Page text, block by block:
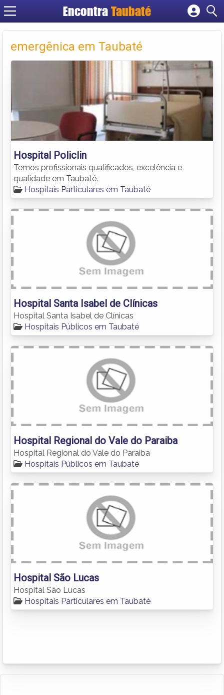
EncontraTaubaté
Cadastrar empresa
Criar conta
emergênica em Taubaté
Hospital Policlin
Temos profissionais qualificados, excelência e
qualidade em Taubaté.
Hospitais Particulares em Taubaté
Hospital Santa Isabel de Clínicas
Hospital Santa Isabel de Clínicas
Hospitais Públicos em Taubaté
Hospital Regional do Vale do Paraiba
Hospital Regional do Vale do Paraiba
Hospitais Públicos em Taubaté
Hospital São Lucas
Hospital São Lucas
Hospitais Particulares em Taubaté